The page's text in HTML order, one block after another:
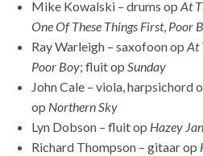
Mike Kowalski – drums op At
One Of These Things First, Poor
Ray Warleigh – saxofoon op At
Poor Boy; fluit op Sunday
John Cale – viola, harpsichord
op Northern Sky
Lyn Dobson – fluit op Hazey
Richard Thompson – gitaar op